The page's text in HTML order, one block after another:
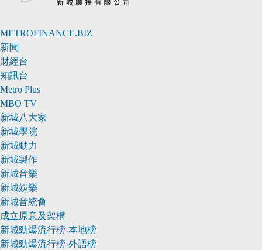
METROFINANCE.BIZ
新聞
財經台
知訊台
Metro Plus
MBO TV
新城八大家
新城學院
新城動力
新城製作
新城音樂
新城娛樂
新城音統會
成立原意及架構
新城勁爆流行榜-本地榜
新城勁爆流行榜-外語榜